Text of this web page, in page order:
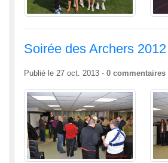
Soirée des Archers
Publié le 27 oct. 2013 - 0 commentaires